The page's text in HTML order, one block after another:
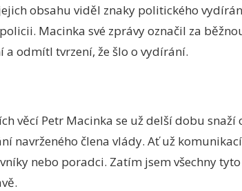
obsahu viděl znaky politického
Macinka své zprávy označil za
a odmítl tvrzení, že šlo o vydírání.
věcí Petr Macinka se už delší dobu snaží
navrženého člena vlády. Ať už
nebo poradci. Zatím jsem všechny